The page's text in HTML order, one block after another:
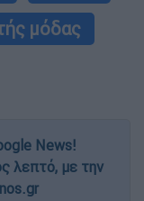
μόδας
News!
λεπτό, με την